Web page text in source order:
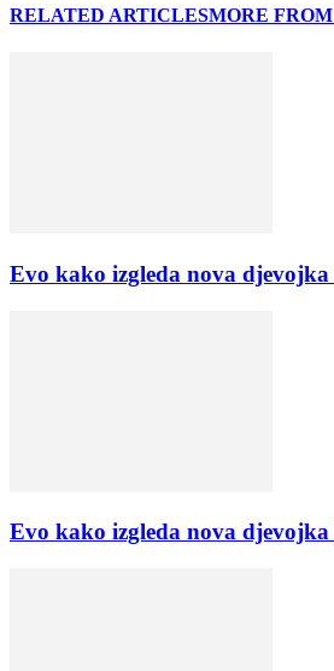
RELATED ARTICLESMORE
Evo kako izgleda nova
Evo kako izgleda nova